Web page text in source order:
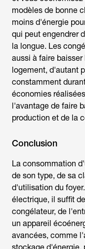
modèles de bonne
moins d'énergie
qui peut engendrer
la longue. Les
aussi à faire
logement, d'autant
constamment
économies
l'avantage de faire
production et de la
Conclusion
La consommation
de son type, de sa
d'utilisation du
électrique, il suffit
congélateur, de
un appareil
avancées, comme
stockage d'énergie,